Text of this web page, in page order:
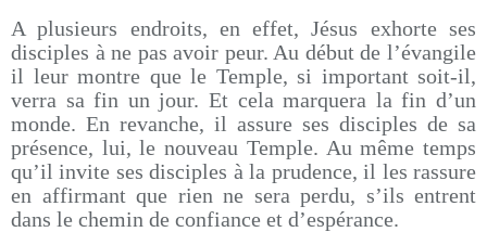
A plusieurs endroits, en effet, Jésus exhorte ses
disciples à ne pas avoir peur. Au début de l’évangile
il leur montre que le Temple, si important soit-il,
verra sa fin un jour. Et cela marquera la fin d’un
monde. En revanche, il assure ses disciples de sa
présence, lui, le nouveau Temple. Au même temps
qu’il invite ses disciples à la prudence, il les rassure
en affirmant que rien ne sera perdu, s’ils entrent
dans le chemin de confiance et d’espérance.